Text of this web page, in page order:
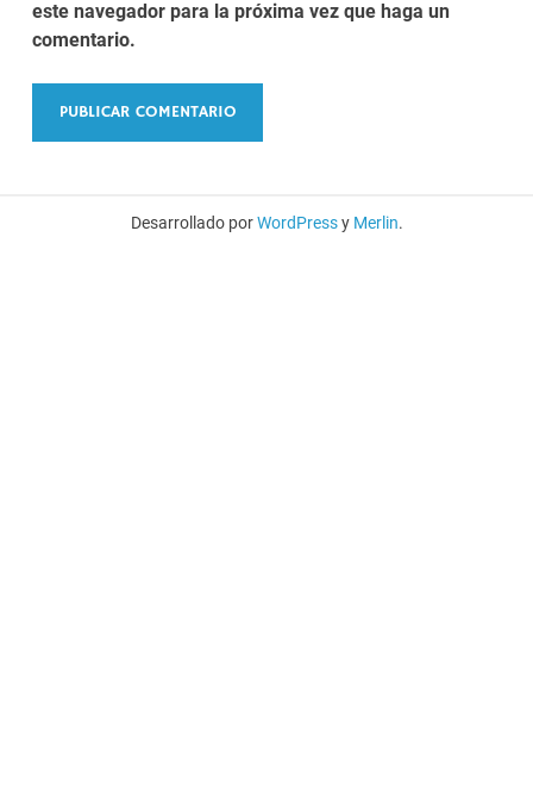
este navegador para la próxima vez que haga un
comentario.
Desarrollado porWordPressy Merlin.